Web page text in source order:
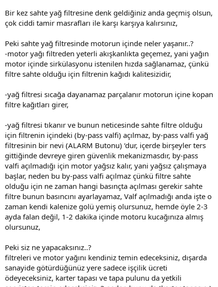
Bir kez sahte yağ filtresine denk geldiğiniz anda geçmiş olsun,
çok ciddi tamir masrafları ile karşı karşıya kalırsınız,
Peki sahte yağ filtresinde motorun içinde neler yaşanır..?
-motor yağı filtreden yeterli akışkanlıkta geçemez, yani yağın
motor içinde sirkülasyonu istenilen hızda sağlanamaz, çünkü
filtre sahte olduğu için filtrenin kağıdı kalitesizidir,
-yağ filtresi sıcağa dayanamaz parçalanır motorun içine kopan
filtre kağıtları girer,
-yağ filtresi tıkanır ve bunun neticesinde sahte filtre olduğu
için filtrenin içindeki (by-pass valfi) açılmaz, by-pass valfi yağ
filtresinin bir nevi (ALARM Butonu) ‘dur, içerde birşeyler ters
gittiğinde devreye giren güvenlik mekanizmasdır, by-pass
valfi açılmadığı için motor yağsız kalır, yani yağsız çalışmaya
başlar, neden bu by-pass valfi açılmaz çünkü filtre sahte
olduğu için ne zaman hangi basınçta açılması gerekir sahte
filtre bunun basıncını ayarlayamaz, Valf açılmadığı anda işte o
zaman kendi kalenize golü yemiş olursunuz, hemde öyle 2-3
ayda falan değil, 1-2 dakika içinde motoru kucağınıza almış
olursunuz,
Peki siz ne yapacaksınız..?
filtreleri ve motor yağını kendiniz temin edeceksiniz, dışarda
sanayide götürdüğünüz yere sadece işçilik ücreti
ödeyeceksiniz, karter tapası ve tapa pulunu da yetkili